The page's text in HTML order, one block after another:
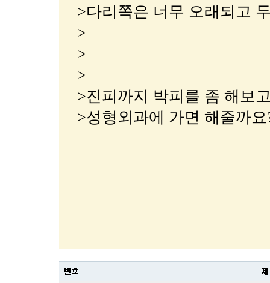
>다리쪽은 너무 오래되고
>
>
>
>진피까지 박피를 좀 해보
>성형외과에 가면 해줄까요